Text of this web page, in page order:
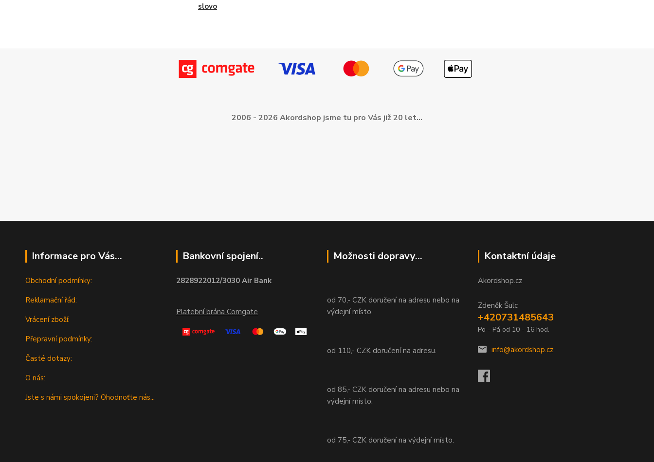
slovo
2006 - 2026 Akordshop jsme tu pro Vás již 20 let...
Informace pro Vás...
Obchodní podmínky:
Reklamační řád:
Vrácení zboží:
Přepravní podmínky:
Časté dotazy:
O nás:
Jste s námi spokojeni? Ohodnoťte nás...
Bankovní spojení..
2828922012/3030 Air Bank
Platební brána Comgate
Možnosti dopravy...
od 70,- CZK doručení na adresu nebo na
výdejní místo.
od 110,- CZK doručení na adresu.
od 85,- CZK doručení na adresu nebo na
výdejní místo.
od 75,- CZK doručení na výdejní místo.
Kontaktní údaje
Akordshop.cz
Zdeněk Šulc
+420731485643
Po - Pá od 10 - 16 hod.
info@akordshop.cz